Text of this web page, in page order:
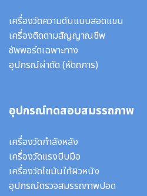
เครื่องวัดความดันแบบสอดแขน
เครื่องติดตามสัญญาณชีพ
ซัพพอร์ตเฉพาะทาง
อุปกรณ์ผ่าตัด (หัตถการ)
อุปกรณ์ทดสอบสมรรถภาพ
เครื่องวัดกำลังหลัง
เครื่องวัดแรงบีบมือ
เครื่องวัดไขมันใต้ผิวหนัง
อุปกรณ์ตรวจสมรรถภาพปอด